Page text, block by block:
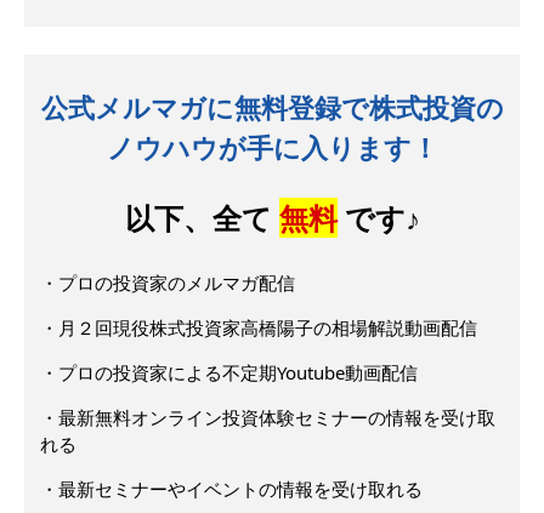
公式メルマガに無料登録で株式投資の
ノウハウが手に入ります！
以下、全て 無料です♪
・プロの投資家のメルマガ配信
・月２回現役株式投資家高橋陽子の相場解説動画配信
・プロの投資家による不定期Youtube動画配信
・最新無料オンライン投資体験セミナーの情報を受け取
れる
・最新セミナーやイベントの情報を受け取れる